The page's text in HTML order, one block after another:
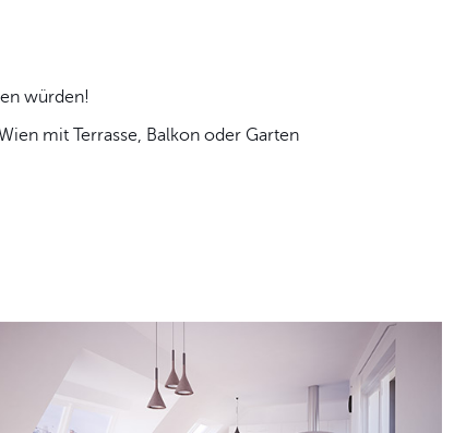
wohnen würden!
mit Terrasse, Balkon oder Garten